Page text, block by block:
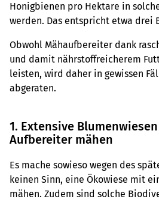
Honigbienen pro Hektare in
werden. Das entspricht etwa drei
Obwohl Mähaufbereiter dank
und damit nährstoffreicherem
leisten, wird daher in gewissen
abgeraten.
1. Extensive
Aufbereiter mähen
Es mache sowieso wegen des
keinen Sinn, eine Ökowiese mit
mähen. Zudem sind solche